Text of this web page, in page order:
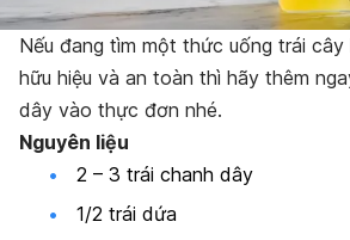
Nếu đang tìm một thức uống trái
hữu hiệu và an toàn thì hãy thêm
dây vào thực đơn nhé.
Nguyên liệu
2 – 3 trái chanh dây
1/2 trái dứa